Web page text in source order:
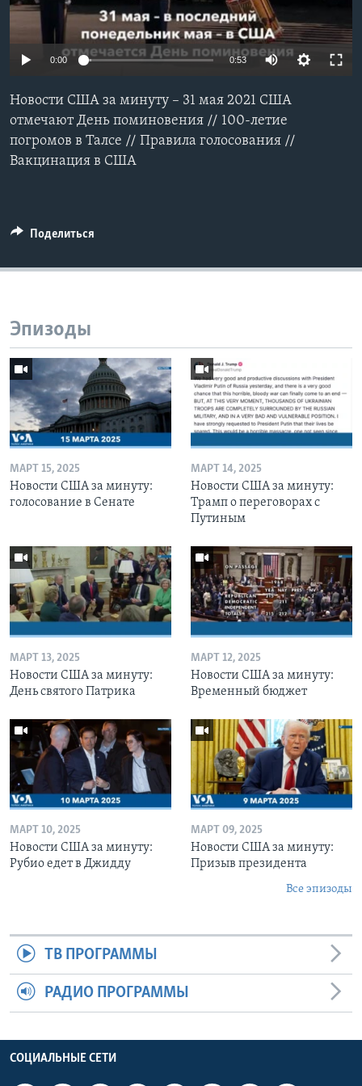
Learning English
Языки
0:00 0:53
Новости США за минуту – 31 мая 2021 США
отмечают День поминовения // 100-летие
погромов в Талсе // Правила голосования //
Вакцинация в США
Поделиться
Эпизоды
МАРТ 15, 2025
Новости США за минуту:
голосование в Сенате
МАРТ 14, 2025
Новости США за минуту:
Трамп о переговорах с
Путиным
МАРТ 13, 2025
Новости США за минуту:
День святого Патрика
МАРТ 12, 2025
Новости США за минуту:
Временный бюджет
МАРТ 10, 2025
Новости США за минуту:
Рубио едет в Джидду
МАРТ 09, 2025
Новости США за минуту:
Призыв президента
Все эпизоды
ТВ ПРОГРАММЫ
РАДИО ПРОГРАММЫ
СОЦИАЛЬНЫЕ СЕТИ